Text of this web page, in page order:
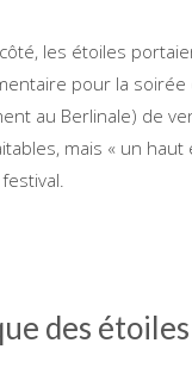
côté, les étoiles
pour la
au Berlinale) de
mais « un
des